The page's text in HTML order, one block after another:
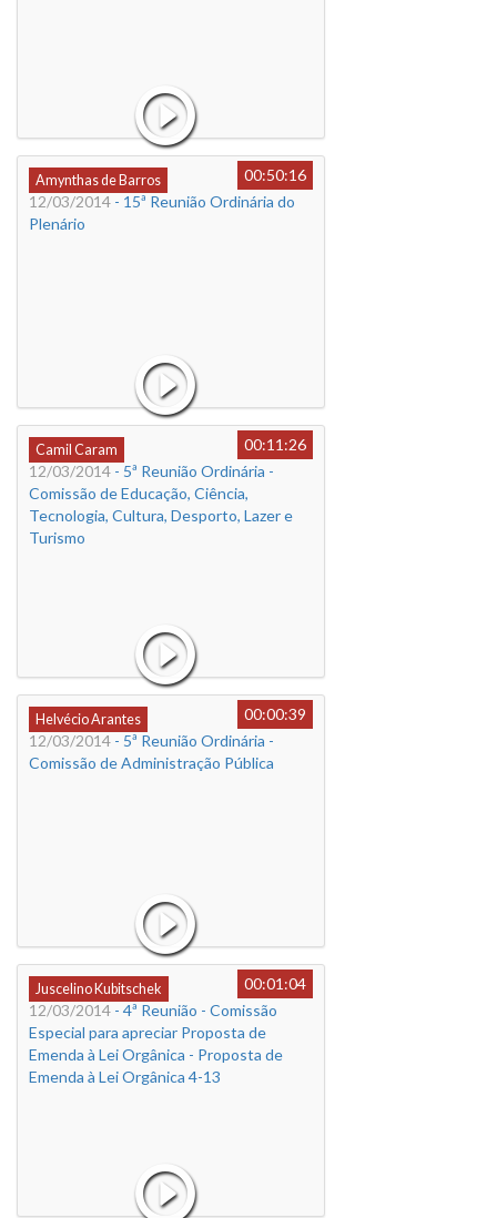
Amynthas de Barros
00:50:16
12/03/2014 - 15ª Reunião Ordinária do
Plenário
Camil Caram
00:11:26
12/03/2014 - 5ª Reunião Ordinária -
Comissão de Educação, Ciência,
Tecnologia, Cultura, Desporto, Lazer e
Turismo
Helvécio Arantes
00:00:39
12/03/2014 - 5ª Reunião Ordinária -
Comissão de Administração Pública
Juscelino Kubitschek
00:01:04
12/03/2014 - 4ª Reunião - Comissão
Especial para apreciar Proposta de
Emenda à Lei Orgânica - Proposta de
Emenda à Lei Orgânica 4-13